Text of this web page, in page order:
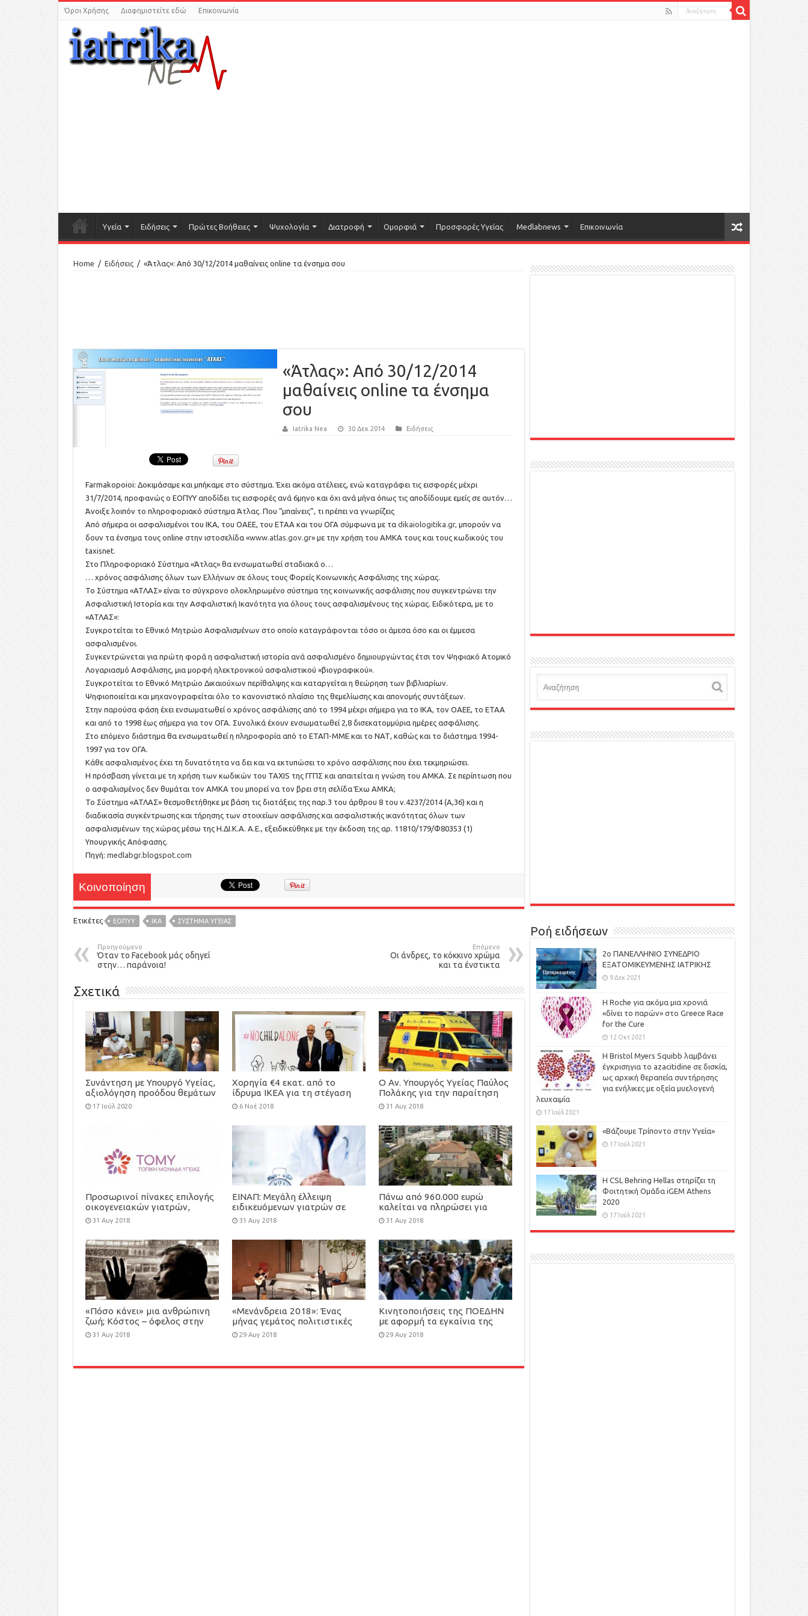
Όροι Χρήσης Διαφημιστείτε εδώ Επικοινωνία
Υγεία Ειδήσεις Πρώτες Βοήθειες Ψυχολογία Διατροφή Ομορφιά Προσφορές Υγείας Medlabnews Επικοινωνία
Home / Ειδήσεις / «Άτλας»: Από 30/12/2014 μαθαίνεις online τα ένσημα σου
«Άτλας»: Από 30/12/2014
μαθαίνεις online τα ένσημα
σου
Iatrika Nea 30 Δεκ 2014 Ειδήσεις
Farmakopoioi: Δοκιμάσαμε και μπήκαμε στο σύστημα. Έχει ακόμα ατέλειες, ενώ καταγράφει τις εισφορές μέχρι
31/7/2014, προφανώς ο ΕΟΠΥΥ αποδίδει τις εισφορές ανά 6μηνο και όχι ανά μήνα όπως τις αποδίδουμε εμείς σε αυτόν…
Άνοιξε λοιπόν το πληροφοριακό σύστημα Άτλας. Που “μπαίνεις”, τι πρέπει να γνωρίζεις
Από σήμερα οι ασφαλισμένοι του ΙΚΑ, του ΟΑΕΕ, του ΕΤΑΑ και του ΟΓΑ σύμφωνα με τα dikaiologitika.gr, μπορούν να
δουν τα ένσημα τους online στην ιστοσελίδα «www.atlas.gov.gr» με την χρήση του ΑΜΚΑ τους και τους κωδικούς του
taxisnet.
Στο Πληροφοριακό Σύστημα «Άτλας» θα ενσωματωθεί σταδιακά ο…
… χρόνος ασφάλισης όλων των Ελλήνων σε όλους τους Φορείς Κοινωνικής Ασφάλισης της χώρας.
Το Σύστημα «ΑΤΛΑΣ» είναι το σύγχρονο ολοκληρωμένο σύστημα της κοινωνικής ασφάλισης που συγκεντρώνει την
Ασφαλιστική Ιστορία και την Ασφαλιστική Ικανότητα για όλους τους ασφαλισμένους της χώρας. Ειδικότερα, με το
«ΑΤΛΑΣ»:
Συγκροτείται το Εθνικό Μητρώο Ασφαλισμένων στο οποίο καταγράφονται τόσο οι άμεσα όσο και οι έμμεσα
ασφαλισμένοι.
Συγκεντρώνεται για πρώτη φορά η ασφαλιστική ιστορία ανά ασφαλισμένο δημιουργώντας έτσι τον Ψηφιακό Ατομικό
Λογαριασμό Ασφάλισης, μια μορφή ηλεκτρονικού ασφαλιστικού «βιογραφικού».
Συγκροτείται το Εθνικό Μητρώο Δικαιούχων περίθαλψης και καταργείται η θεώρηση των βιβλιαρίων.
Ψηφιοποιείται και μηχανογραφείται όλο το κανονιστικό πλαίσιο της θεμελίωσης και απονομής συντάξεων.
Στην παρούσα φάση έχει ενσωματωθεί ο χρόνος ασφάλισης από το 1994 μέχρι σήμερα για το ΙΚΑ, τον ΟΑΕΕ, το ΕΤΑΑ
και από το 1998 έως σήμερα για τον ΟΓΑ. Συνολικά έχουν ενσωματωθεί 2,8 δισεκατομμύρια ημέρες ασφάλισης.
Στο επόμενο διάστημα θα ενσωματωθεί η πληροφορία από το ΕΤΑΠ-ΜΜΕ και το ΝΑΤ, καθώς και το διάστημα 1994-
1997 για τον ΟΓΑ.
Κάθε ασφαλισμένος έχει τη δυνατότητα να δει και να εκτυπώσει το χρόνο ασφάλισης που έχει τεκμηριώσει.
Η πρόσβαση γίνεται με τη χρήση των κωδικών του ΤΑΧΙS της ΓΓΠΣ και απαιτείται η γνώση του ΑΜΚΑ. Σε περίπτωση που
ο ασφαλισμένος δεν θυμάται τον ΑΜΚΑ του μπορεί να τον βρει στη σελίδα Έχω ΑΜΚΑ;
Το Σύστημα «ΑΤΛΑΣ» θεσμοθετήθηκε με βάση τις διατάξεις της παρ.3 του άρθρου 8 του ν.4237/2014 (Α,36) και η
διαδικασία συγκέντρωσης και τήρησης των στοιχείων ασφάλισης και ασφαλιστικής ικανότητας όλων των
ασφαλισμένων της χώρας μέσω της Η.ΔΙ.Κ.Α. Α.Ε., εξειδικεύθηκε με την έκδοση της αρ. 11810/179/Φ80353 (1)
Υπουργικής Απόφασης.
Πηγή: medlabgr.blogspot.com
Κοινοποίηση
Ετικέτες ΕΟΠΥΥ ΙΚΑ ΣΥΣΤΗΜΑ ΥΓΕΙΑΣ
Προηγούμενο
Όταν το Facebook μάς οδηγεί
στην… παράνοια!
Επόμενο
Οι άνδρες, το κόκκινο χρώμα
και τα ένστικτα
Σχετικά
Συνάντηση με Υπουργό Υγείας,
αξιολόγηση προόδου θεμάτων
Κυστικής Ίνωσης
17 Ιούλ 2020
Χορηγία €4 εκατ. από το
ίδρυμα ΙΚΕΑ για τη στέγαση
και την φροντίδα 100
6 Νοέ 2018
Ο Αν. Υπουργός Υγείας Παύλος
Πολάκης για την παραίτηση
του Κ. Καρακατσιανόπουλου
31 Αυγ 2018
Προσωρινοί πίνακες επιλογής
οικογενειακών γιατρών,
προκήρυξης-πρόσκλησης
εκδήλωσης ενδιαφέροντος για
τη στελέχωση των Τοπικών
Μονάδων Υγείας (ΤΟΜΥ)
31 Αυγ 2018
ΕΙΝΑΠ: Μεγάλη έλλειψη
ειδικευόμενων γιατρών σε
πολλές ειδικότητες
31 Αυγ 2018
Πάνω από 960.000 ευρώ
καλείται να πληρώσει για
ΕΝΦΙΑ, το Άσυλο Ανιάτων
31 Αυγ 2018
«Πόσο κάνει» μια ανθρώπινη
ζωή; Κόστος – όφελος στην
ιατρική περίθαλψη
31 Αυγ 2018
«Μενάνδρεια 2018»: Ένας
μήνας γεμάτος πολιτιστικές
εκδηλώσεις από τον Δήμο
Κηφισιάς
29 Αυγ 2018
Κινητοποιήσεις της ΠΟΕΔΗΝ
με αφορμή τα εγκαίνια της
ΔΕΘ
29 Αυγ 2018
Ροή ειδήσεων
2ο ΠΑΝΕΛΛΗΝΙΟ ΣΥΝΕΔΡΙΟ
ΕΞΑΤΟΜΙΚΕΥΜΕΝΗΣ ΙΑΤΡΙΚΗΣ
9 Δεκ 2021
H Roche για ακόμα μια χρονιά
«δίνει το παρών» στο Greece Race
for the Cure
12 Οκτ 2021
Η Bristol Myers Squibb λαμβάνει
έγκρισηγια το azacitidine σε δισκία,
ως αρχική θεραπεία συντήρησης
για ενήλικες με οξεία μυελογενή
λευχαιμία
17 Ιούλ 2021
«Βάζουμε Τρίποντο στην Υγεία»
17 Ιούλ 2021
H CSL Behring Hellas στηρίζει τη
Φοιτητική Ομάδα iGEM Athens
2020
17 Ιούλ 2021